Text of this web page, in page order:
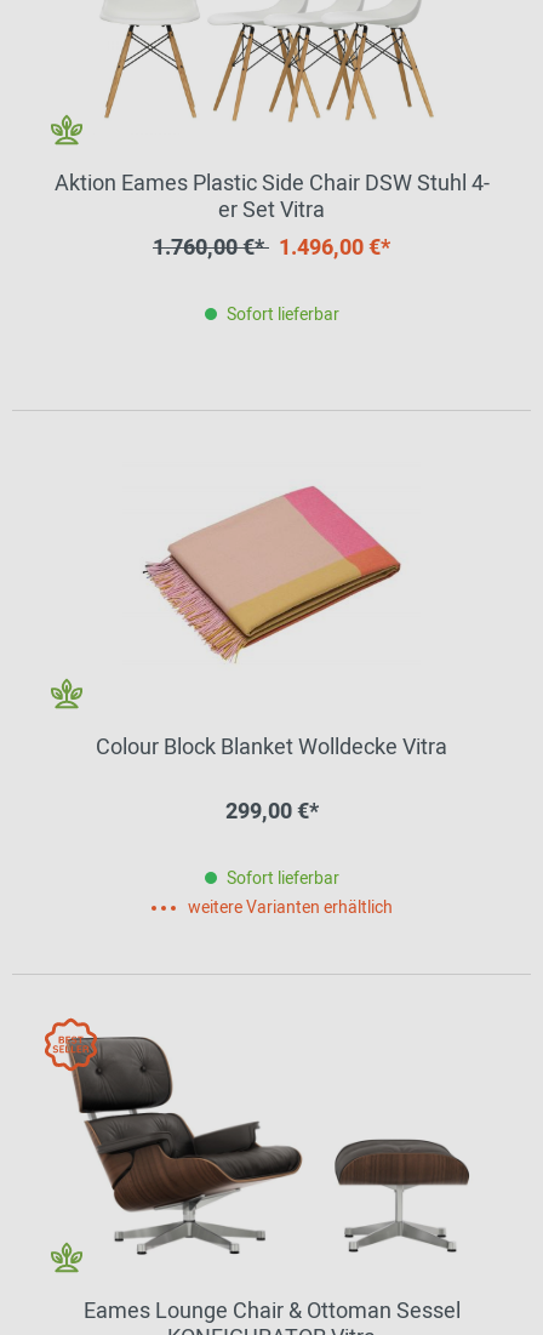
Aktion Eames Plastic Side Chair DSW Stuhl 4-
er Set Vitra
1.760,00 €* 1.496,00 €*
Sofort lieferbar
Colour Block Blanket Wolldecke Vitra
299,00 €*
Sofort lieferbar
weitere Varianten erhältlich
Eames Lounge Chair & Ottoman Sessel